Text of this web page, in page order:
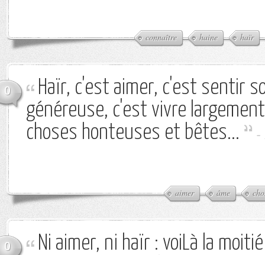
connaître haine haïr
0
Haïr, c'est aimer, c'est sentir
généreuse, c'est vivre
choses honteuses et bêtes...
-
aimer âme
0
Ni aimer, ni haïr : voiLà la